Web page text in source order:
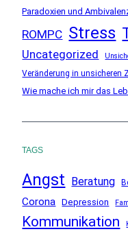
Paradoxien und
ROMPC Stress
Uncategorized
Veränderung in unsicheren
Wie mache ich mir das
TAGS
Angst Beratung
Corona Depression
Kommunikation